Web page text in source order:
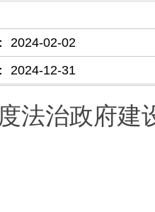
：
2024-02-02
： 2024-12-31
法治政府建